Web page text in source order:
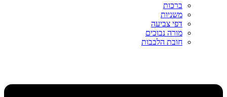
ברכות
משניות
דפי צביעה
מורה נבוכים
חובת הלבבות